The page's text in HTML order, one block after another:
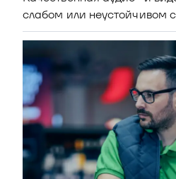
слабом или неустойчивом